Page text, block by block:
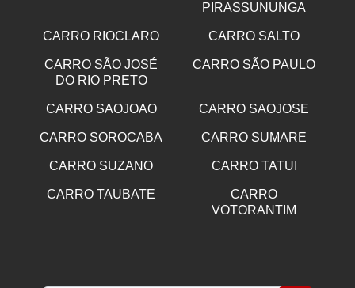
PIRASSUNUNGA
CARRO RIOCLARO CARRO SALTO
CARRO SÃO JOSÉ
DO RIO PRETO
CARRO SÃO PAULO
CARRO SAOJOAO CARRO SAOJOSE
CARRO SOROCABA CARRO SUMARE
CARRO SUZANO CARRO TATUI
CARRO TAUBATE
CARRO
VOTORANTIM